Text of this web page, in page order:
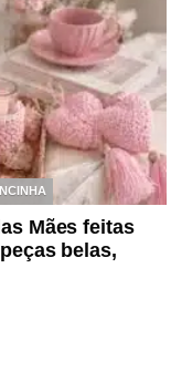
Mães feitas
belas,